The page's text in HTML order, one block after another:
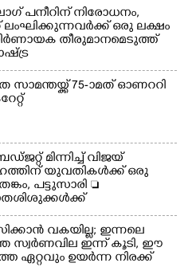
വെള്ളത്തിലൂടെ
നടന്നുവരുന്നവരെ
മതിലിനു മുകളിൽ നോക്കി
നിൽക്കുന്ന
നായ. ഫോട്ടോ: കെ.വിശ്വജി
ത്ത്
പനീറിന് നിരോധനം,
ലംഘിക്കുന്നവർക്ക് ഒരു ലക്ഷം
തീരുമാനമെടുത്ത്
75-ാമത് ഓണററി
മിന്നിച്ച് വിജയ്
യുവതികൾക്ക് ഒരു
പട്ടുസാരി 
 വിദ്യാർത്ഥികൾക്ക്
വകയില്ല; ഇന്നലെ
സ്വർണവില ഇന്ന് കൂടി, ഈ
ഏറ്റവും ഉയർന്ന നിരക്ക്